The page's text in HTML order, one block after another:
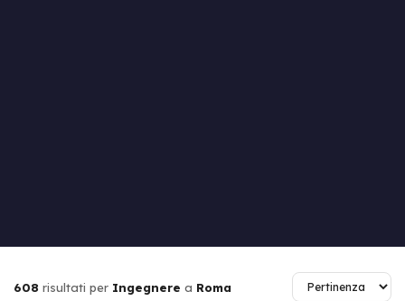
608 risultati per Ingegnere a Roma